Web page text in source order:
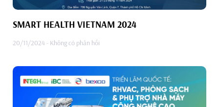
SMART HEALTH VIETNAM 2024
20/11/2024 Không có phản hồi